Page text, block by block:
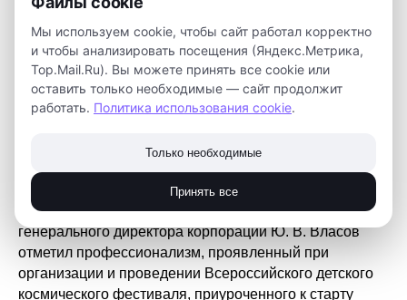
Директор Томского детского технопарка И.В.
Дмитриев получил благодарственное письмо от
государственной корпорации по космической
деятельности «Роскосмос». Заместитель
генерального директора корпорации Ю. В. Власов
отметил профессионализм, проявленный при
организации и проведении Всероссийского детского
космического фестиваля, приуроченного к старту
Мы используем cookie, чтобы сайт работал корректно
и чтобы анализировать посещения (Яндекс.Метрика,
Top.Mail.Ru). Вы можете принять все cookie или
оставить только необходимые — сайт продолжит
работать. Политика использования cookie.
Только необходимые
Принять все